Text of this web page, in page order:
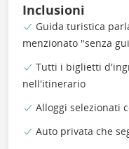
Inclusioni
Guida turistica
menzionato "senza
Tutti i biglietti
nell'itinerario
Alloggi selezionati
Auto privata che